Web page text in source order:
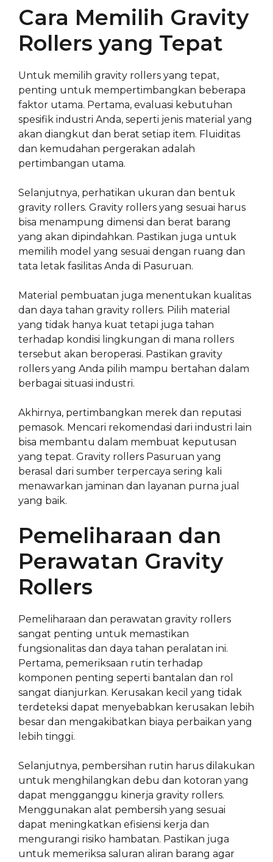
Cara Memilih Gravity
Rollers yang Tepat
Untuk memilih gravity rollers yang tepat,
penting untuk mempertimbangkan beberapa
faktor utama. Pertama, evaluasi kebutuhan
spesifik industri Anda, seperti jenis material yang
akan diangkut dan berat setiap item. Fluiditas
dan kemudahan pergerakan adalah
pertimbangan utama.
Selanjutnya, perhatikan ukuran dan bentuk
gravity rollers. Gravity rollers yang sesuai harus
bisa menampung dimensi dan berat barang
yang akan dipindahkan. Pastikan juga untuk
memilih model yang sesuai dengan ruang dan
tata letak fasilitas Anda di Pasuruan.
Material pembuatan juga menentukan kualitas
dan daya tahan gravity rollers. Pilih material
yang tidak hanya kuat tetapi juga tahan
terhadap kondisi lingkungan di mana rollers
tersebut akan beroperasi. Pastikan gravity
rollers yang Anda pilih mampu bertahan dalam
berbagai situasi industri.
Akhirnya, pertimbangkan merek dan reputasi
pemasok. Mencari rekomendasi dari industri lain
bisa membantu dalam membuat keputusan
yang tepat. Gravity rollers Pasuruan yang
berasal dari sumber terpercaya sering kali
menawarkan jaminan dan layanan purna jual
yang baik.
Pemeliharaan dan
Perawatan Gravity
Rollers
Pemeliharaan dan perawatan gravity rollers
sangat penting untuk memastikan
fungsionalitas dan daya tahan peralatan ini.
Pertama, pemeriksaan rutin terhadap
komponen penting seperti bantalan dan rol
sangat dianjurkan. Kerusakan kecil yang tidak
terdeteksi dapat menyebabkan kerusakan lebih
besar dan mengakibatkan biaya perbaikan yang
lebih tinggi.
Selanjutnya, pembersihan rutin harus dilakukan
untuk menghilangkan debu dan kotoran yang
dapat mengganggu kinerja gravity rollers.
Menggunakan alat pembersih yang sesuai
dapat meningkatkan efisiensi kerja dan
mengurangi risiko hambatan. Pastikan juga
untuk memeriksa saluran aliran barang agar